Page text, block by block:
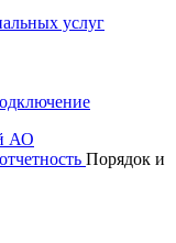
услуг
АО
Порядок и